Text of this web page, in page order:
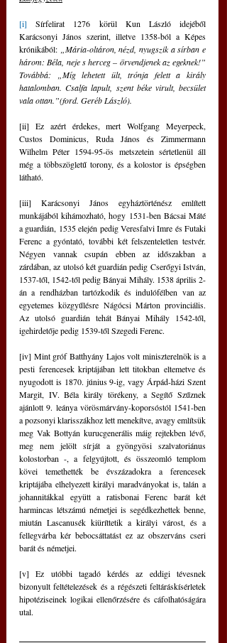
[i] Sírfelirat 1276 körül Kun László idejéből
Karácsonyi János szerint, illetve 1358-ból a Képes
krónikából:
„Mária-oltáron, nézd, nyugszik a sírban e
három: Béla, neje s herceg – örvendjenek az egeknek!”
Továbbá: „Míg lehetett ült, trónja felett a király
hatalomban. Csalfa lapult, szent béke virult, becsület
vala ottan.”(ford. Geréb László).
[ii] Ez azért érdekes, mert Wolfgang Meyerpeck,
Custos Dominicus, Ruda János és Zimmermann
Wilhelm Péter 1594-95-ös metszetein sértetlenül áll
még a többszögletű torony, és a kolostor is épségben
látható.
[iii] Karácsonyi János egyháztörténész említett
munkájából kihámozható, hogy 1531-ben Bácsai Máté
a guardián, 1535 elején pedig Veresfalvi Imre és Futaki
Ferenc a gyóntató, további két felszenteletlen testvér.
Négyen vannak csupán ebben az időszakban a
zárdában, az utolsó két guardián pedig Cserőgyi István,
1537-től, 1542-től pedig Bányai Mihály. 1538 április 2-
án a rendházban tartózkodik és indulófélben van az
egyetemes közgyűlésre Nágócsi Márton provinciális.
Az utolsó guardián tehát Bányai Mihály 1542-től,
igehirdetője pedig 1539-től Szegedi Ferenc.
[iv] Mint gróf Batthyány Lajos volt miniszterelnök is a
pesti ferencesek kriptájában lett titokban eltemetve és
nyugodott is 1870. június 9-ig, vagy Árpád-házi Szent
Margit, IV. Béla király törékeny, a Segítő Szűznek
ajánlott 9. leánya vörösmárvány-koporsóstól 1541-ben
a pozsonyi klarisszákhoz lett menekítve, avagy említsük
meg Vak Bottyán kurucgenerális máig rejtekben lévő,
meg nem jelölt sírját a gyöngyösi szalvatoriánus
kolostorban -, a felgyújtott, és összeomló templom
kövei temethették be évszázadokra a ferencesek
kriptájába elhelyezett királyi maradványokat is, talán a
johannitákkal együtt a ratisbonai Ferenc barát két
harmincas létszámú németjei is segédkezhettek benne,
miután Lascanusék kiüríttetik a királyi várost, és a
fellegvárba kér bebocsáttatást ez az obszerváns cseri
barát és németjei.
[v] Ez utóbbi tagadó kérdés az eddigi tévesnek
bizonyult feltételezések és a régészeti feltáráskísérletek
hipotéziseinek logikai ellenőrzésére és cáfolhatóságára
utal.